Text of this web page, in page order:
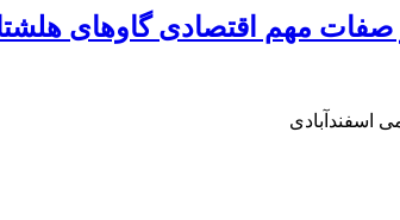
مهم اقتصادی گاوهای
اسفندآبادی